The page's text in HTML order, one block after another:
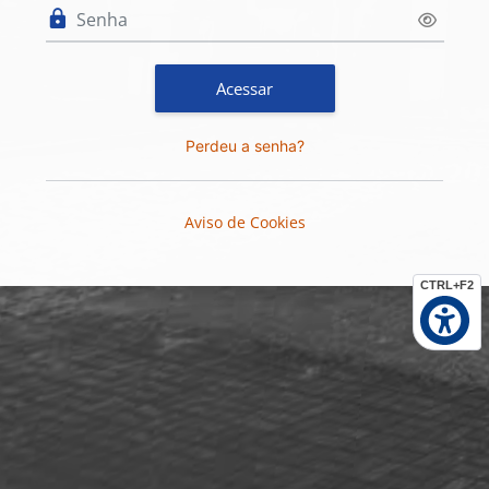
CTRL+F2
Acessar
Perdeu a senha?
Aviso de Cookies